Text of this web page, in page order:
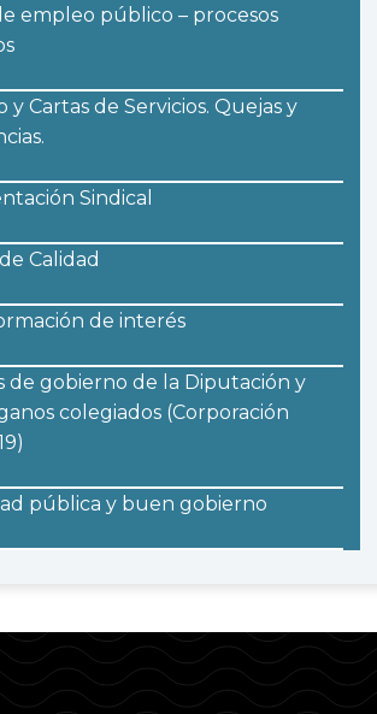
empleo público – procesos
y Cartas de Servicios. Quejas y
Sindical
Calidad
de interés
de gobierno de la Diputación y
colegiados (Corporación
pública y buen gobierno